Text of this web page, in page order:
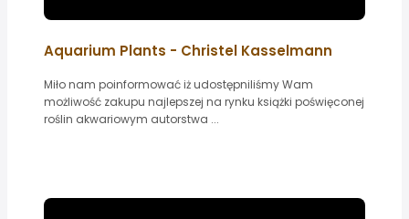
Aquarium Plants - Christel Kasselmann
Miło nam poinformować iż udostępniliśmy Wam
możliwość zakupu najlepszej na rynku książki poświęconej
roślin akwariowym autorstwa ...